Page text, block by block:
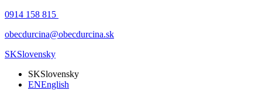
0914 158 815
obecdurcina@obecdurcina.sk
SKSlovensky
SKSlovensky
ENEnglish